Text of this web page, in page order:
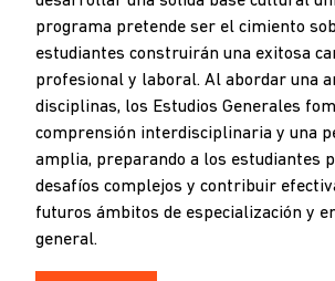
programa pretende ser el cimiento
estudiantes construirán una exitosa
profesional y laboral. Al abordar una
disciplinas, los Estudios Generales
comprensión interdisciplinaria y una
amplia, preparando a los estudiantes
desafíos complejos y contribuir
futuros ámbitos de especialización y
general.